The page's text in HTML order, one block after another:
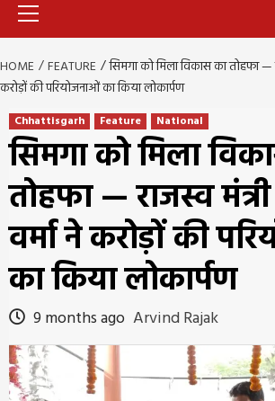
HOME FEATURE
सिमगा को मिला विकास का तोहफा —
करोड़ों की परियोजनाओं का किया लोकार्पण
Chhattisgarh Feature National
सिमगा को मिला
तोहफा — राजस्व
वर्मा ने करोड़ों की
का किया लोकार्पण
9 months ago Arvind Rajak